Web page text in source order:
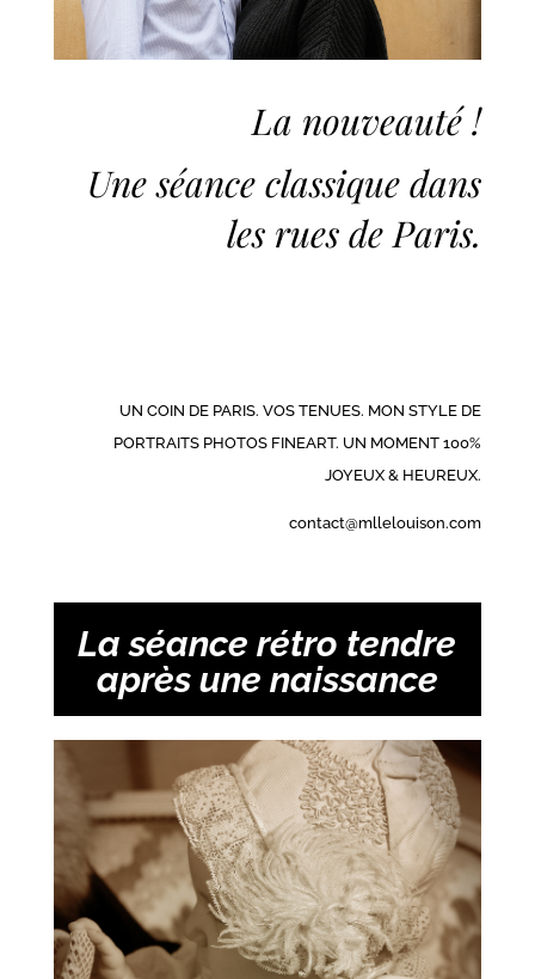
La nouveauté !
Une séance classique dans
les rues de Paris.
UN COIN DE PARIS. VOS TENUES. MON STYLE DE
PORTRAITS PHOTOS FINEART. UN MOMENT 100%
JOYEUX & HEUREUX.
contact@mllelouison.com
La séance rétro tendre
après une naissance